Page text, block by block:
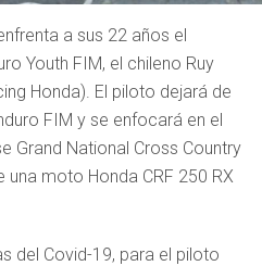
a sus 22 años el
Youth FIM, el chileno Ruy
Honda). El piloto dejará de
FIM y se enfocará en el
Grand National Cross Country
moto Honda CRF 250 RX
del Covid-19, para el piloto